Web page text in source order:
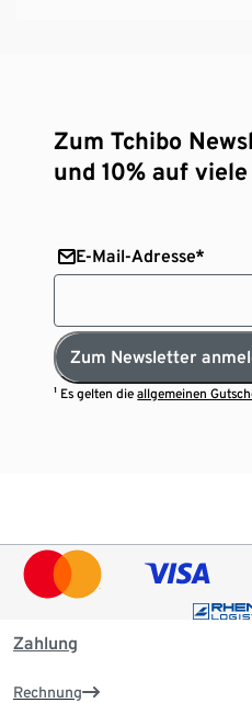
Zum Tchibo
und 10% auf
E-Mail-Adresse*
Zum Newsletter
¹ Es gelten dieallgemeinen
Zahlung
Rechnung